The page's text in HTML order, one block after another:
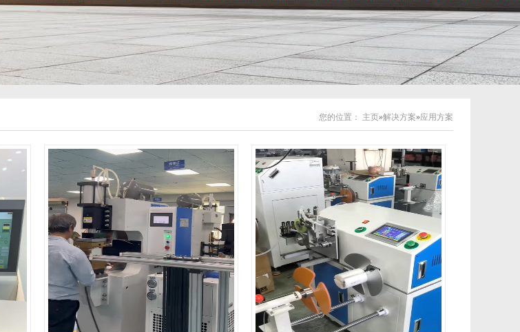
您的位置： 主页»解决方案»应用方案